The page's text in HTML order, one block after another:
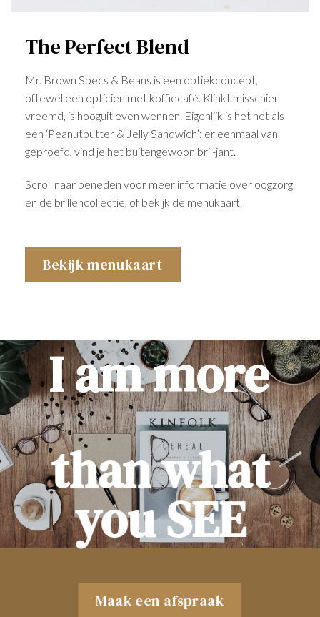
The Perfect Blend
Mr. Brown Specs & Beans is een optiekconcept,
oftewel een opticien met koffiecafé. Klinkt misschien
vreemd, is hooguit even wennen. Eigenlijk is het net als
een ‘Peanutbutter & Jelly Sandwich’: er eenmaal van
geproefd, vind je het buitengewoon bril-jant.
Scroll naar beneden voor meer informatie over oogzorg
en de brillencollectie, of bekijk de menukaart.
Bekijk menukaart
than what
you SEE
Maak een afspraak
I am more